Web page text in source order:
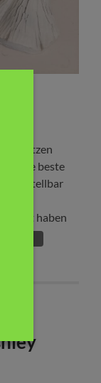
sitzen
die beste
die
haben